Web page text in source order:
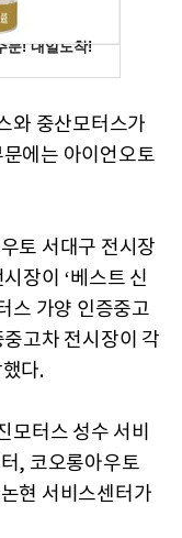
와 중산모터스가
문에는 아이언오토
토 서대구 전시장
장이 ‘베스트 신
스 가양 인증중고
고차 전시장이 각
다.
모터스 성수 서비
, 코오롱아우토
현 서비스센터가